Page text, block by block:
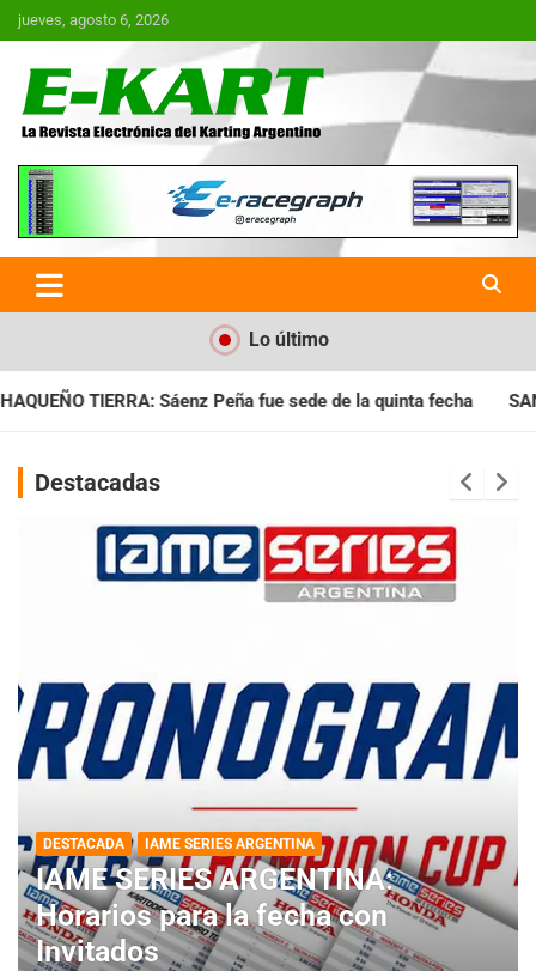
Saltar
al
jueves, agosto 6, 2026
E-Kart.com.ar | La Revista
Electrónica del Karting en
Argentina
Lo último
sede de la quinta fecha SANTIAGUEÑO: Se cumplió con la
Destacadas
DESTACADA IAME SERIES ARGENTINA
IAME SERIES ARGENTINA:
Horarios para la fecha con
Invitados